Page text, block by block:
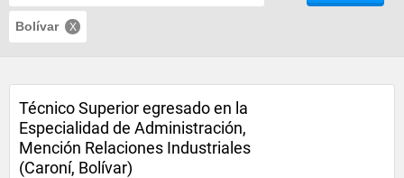
Bolívar
Técnico Superior egresado en la
Especialidad de Administración,
Mención Relaciones Industriales
(Caroní, Bolívar)